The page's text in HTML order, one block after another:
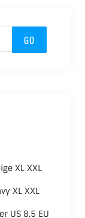
XL XXL
XL XXL
US 8.5 EU